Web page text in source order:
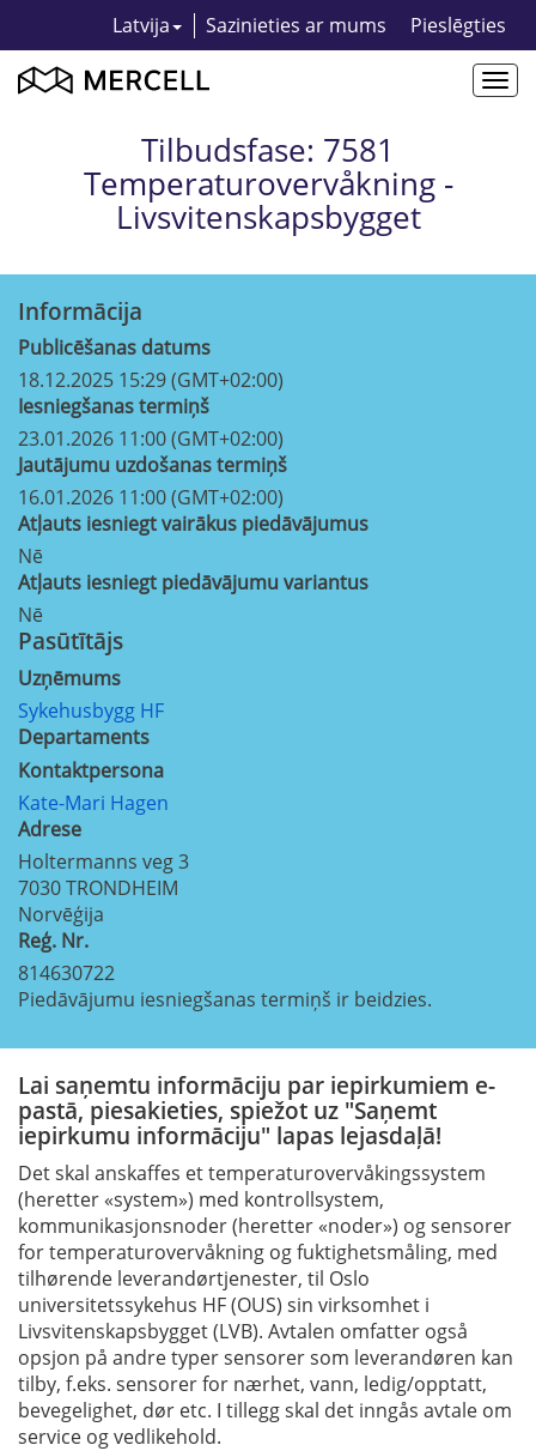
Latvija Sazinieties ar mums Pieslēgties
Tilbudsfase: 7581
Temperaturovervåkning -
Livsvitenskapsbygget
Informācija
Publicēšanas datums
18.12.2025 15:29 (GMT+02:00)
Iesniegšanas termiņš
23.01.2026 11:00 (GMT+02:00)
Jautājumu uzdošanas termiņš
16.01.2026 11:00 (GMT+02:00)
Atļauts iesniegt vairākus piedāvājumus
Nē
Atļauts iesniegt piedāvājumu variantus
Nē
Pasūtītājs
Uzņēmums
Sykehusbygg HF
Departaments
Kontaktpersona
Kate-Mari Hagen
Adrese
Holtermanns veg 3
7030TRONDHEIM
Norvēģija
Reģ. Nr.
814630722
Piedāvājumu iesniegšanas termiņš ir beidzies.
Lai saņemtu informāciju par iepirkumiem e-
pastā, piesakieties, spiežot uz "Saņemt
iepirkumu informāciju" lapas lejasdaļā!
Det skal anskaffes et temperaturovervåkingssystem
(heretter «system») med kontrollsystem,
kommunikasjonsnoder (heretter «noder») og sensorer
for temperaturovervåkning og fuktighetsmåling, med
tilhørende leverandørtjenester, til Oslo
universitetssykehus HF (OUS) sin virksomhet i
Livsvitenskapsbygget (LVB). Avtalen omfatter også
opsjon på andre typer sensorer som leverandøren kan
tilby, f.eks. sensorer for nærhet, vann, ledig/opptatt,
bevegelighet, dør etc. I tillegg skal det inngås avtale om
service og vedlikehold.